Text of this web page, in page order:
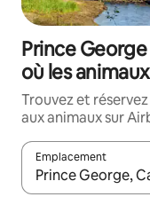
Prince
où les
Trouvez et
aux animaux sur
Emplacement
Quand les